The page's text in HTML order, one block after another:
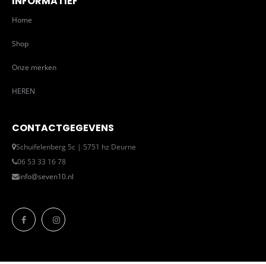
Home
Shop
Onze merken
HEREN
CONTACTGEGEVENS
Schuifelenberg 5c | 5751 hz Deurne
06 53 33 16 78
info@seven10.nl